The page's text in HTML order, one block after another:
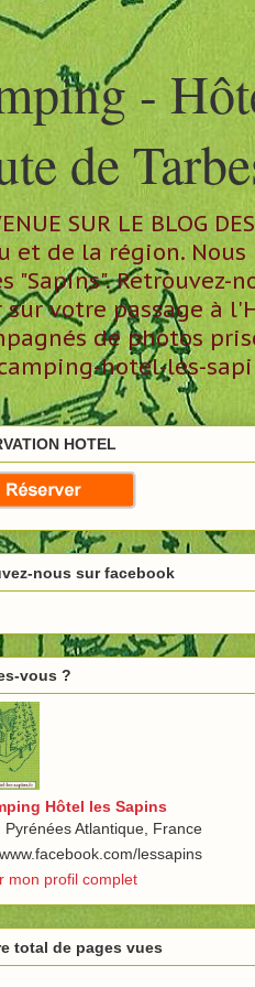
-
de
SUR LE BLOG
et de la région.
"Sapins".
sur votre passage à
de photos
hotel-les-
HOTEL
nous sur facebook
vous ?
Hôtel les Sapins
Pyrénées Atlantique, France
lessapins
mon profil complet
total de pages vues